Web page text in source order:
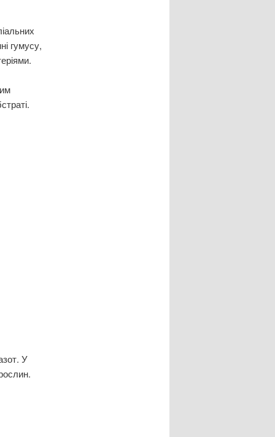
гумусу,
У